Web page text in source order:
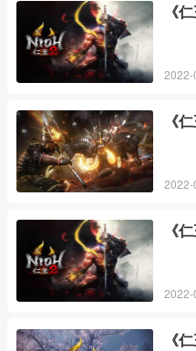
《
2022-
《
2022-
《
2022-
《